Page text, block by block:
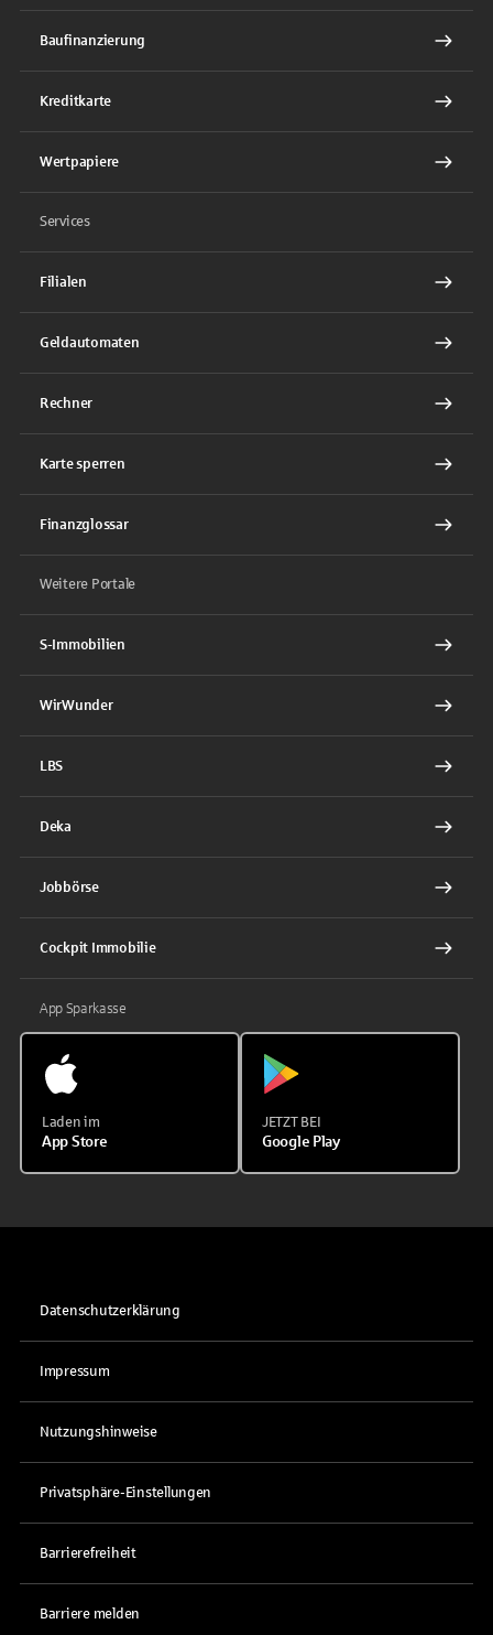
Baufinanzierung
Kreditkarte
Wertpapiere
Services
Filialen
Geldautomaten
Rechner
Karte sperren
Finanzglossar
Weitere Portale
S-Immobilien
WirWunder
LBS
Deka
Jobbörse
Cockpit Immobilie
App Sparkasse
Laden im
App Store
JETZT BEI
Google Play
Datenschutzerklärung
Impressum
Nutzungshinweise
Privatsphäre-Einstellungen
Barrierefreiheit
Barriere melden